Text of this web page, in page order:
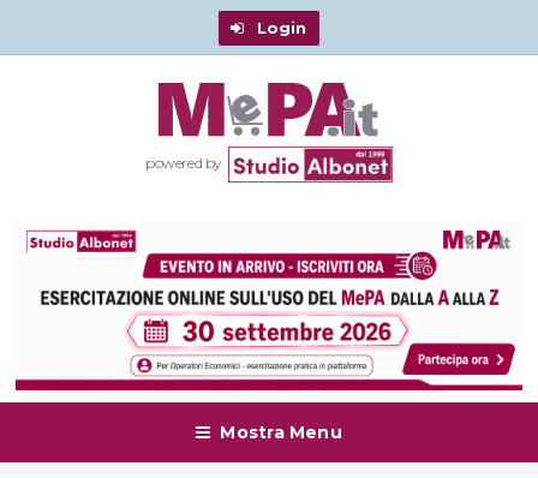
Login
powered by
Mostra Menu